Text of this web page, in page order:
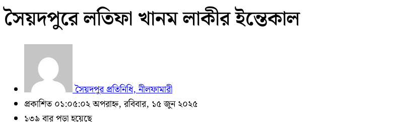
সৈয়দপুরে লতিফা খানম লাকীর ইন্তেকাল
সৈয়দপুর প্রতিনিধি, নীলফামারী
প্রকাশিত ০১:০৫:০২ অপরাহ্ন, রবিবার, ১৫ জুন ২০২৫
১৩৯ বার পড়া হয়েছে